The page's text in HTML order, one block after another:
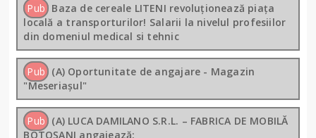
Pub Baza de cereale LITENI revoluționează piața
locală a transporturilor! Salarii la nivelul profesiilor
din domeniul medical si tehnic
Pub (A) Oportunitate de angajare - Magazin
"Meseriașul"
Pub (A) LUCA DAMILANO S.R.L. – FABRICA DE MOBILĂ
BOTOȘANI angajează: